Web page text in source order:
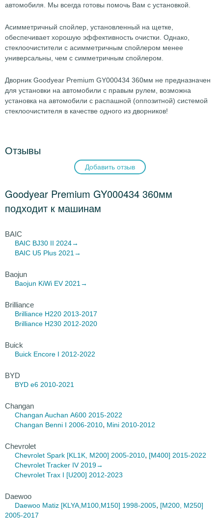
автомобиля. Мы всегда готовы помочь Вам с установкой.
Асимметричный спойлер, установленный на щетке,
обеспечивает хорошую эффективность очистки. Однако,
стеклоочистители с асимметричным спойлером менее
универсальны, чем с симметричным спойлером.
Дворник Goodyear Premium GY000434 360мм не предназначен
для установки на автомобили с правым рулем, возможна
установка на автомобили с распашной (оппозитной) системой
стеклоочистителя в качестве одного из дворников!
Отзывы
Добавить отзыв
Goodyear Premium GY000434 360мм
подходит к машинам
BAIC
BAIC BJ30 II 2024→
BAIC U5 Plus 2021→
Baojun
Baojun KiWi EV 2021→
Brilliance
Brilliance H220 2013-2017
Brilliance H230 2012-2020
Buick
Buick Encore I 2012-2022
BYD
BYD e6 2010-2021
Changan
Changan Auchan A600 2015-2022
Changan Benni I 2006-2010, Mini 2010-2012
Chevrolet
Chevrolet Spark [KL1K, M200] 2005-2010, [M400] 2015-2022
Chevrolet Tracker IV 2019→
Chevrolet Trax I [U200] 2012-2023
Daewoo
Daewoo Matiz [KLYA,M100,M150] 1998-2005, [M200, M250]
2005-2017